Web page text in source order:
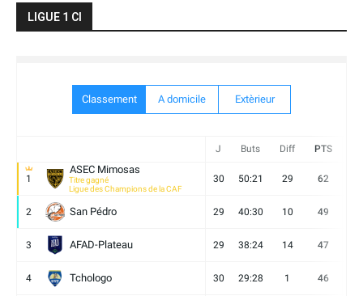
LIGUE 1 CI
Classement A domicile Extèrieur
J Buts Diff PTS
1
ASEC Mimosas
Titre gagné
Ligue des Champions de la CAF
30 50:21 29 62
2 San Pédro 29 40:30 10 49
3 AFAD-Plateau 29 38:24 14 47
4 Tchologo 30 29:28 1 46